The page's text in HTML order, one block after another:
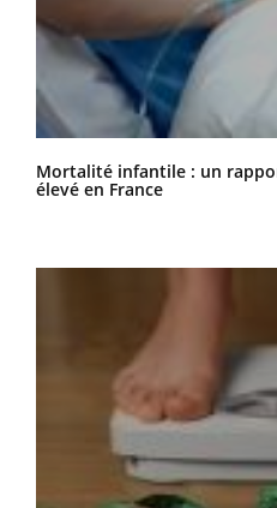
Mortalité infantile : un
élevé en France